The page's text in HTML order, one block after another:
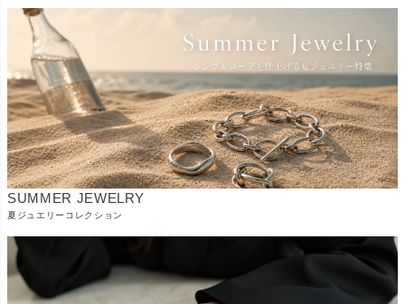
SUMMER JEWELRY
夏ジュエリーコレクション